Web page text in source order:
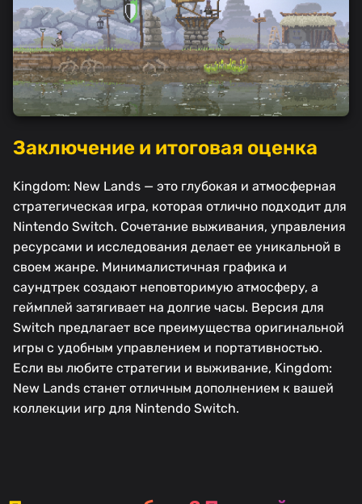
Заключение и итоговая оценка
Kingdom: New Lands — это глубокая и атмосферная
стратегическая игра, которая отлично подходит для
Nintendo Switch. Сочетание выживания, управления
ресурсами и исследования делает ее уникальной в
своем жанре. Минималистичная графика и
саундтрек создают неповторимую атмосферу, а
геймплей затягивает на долгие часы. Версия для
Switch предлагает все преимущества оригинальной
игры с удобным управлением и портативностью.
Если вы любите стратегии и выживание, Kingdom:
New Lands станет отличным дополнением к вашей
коллекции игр для Nintendo Switch.